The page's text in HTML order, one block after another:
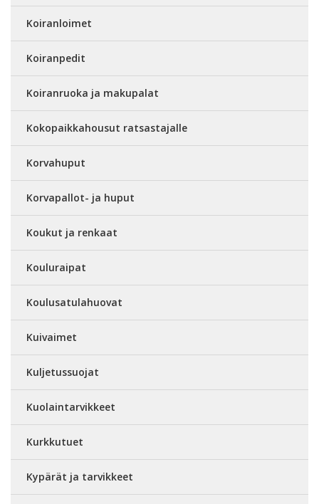
Koiranloimet
Koiranpedit
Koiranruoka ja makupalat
Kokopaikkahousut ratsastajalle
Korvahuput
Korvapallot- ja huput
Koukut ja renkaat
Kouluraipat
Koulusatulahuovat
Kuivaimet
Kuljetussuojat
Kuolaintarvikkeet
Kurkkutuet
Kypärät ja tarvikkeet